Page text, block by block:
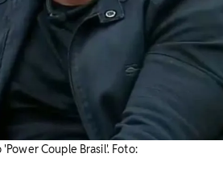
Couple Brasil'. Foto: